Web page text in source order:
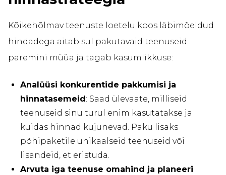
Kõikehõlmav teenuste loetelu koos läbimõeldud
hindadega aitab sul pakutavaid teenuseid
paremini müüa ja tagab kasumlikkuse:
Analüüsi konkurentide pakkumisi ja
hinnatasemeid : Saad ülevaate, milliseid
teenuseid sinu turul enim kasutatakse ja
kuidas hinnad kujunevad. Paku lisaks
põhipaketile unikaalseid teenuseid või
lisandeid, et eristuda.
Arvuta iga teenuse omahind ja planeeri